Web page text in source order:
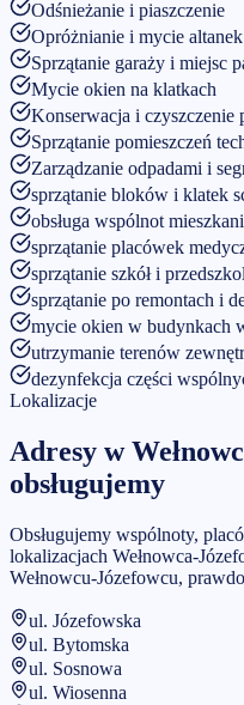
Odśnieżanie i piaszczenie
Opróżnianie i mycie
Sprzątanie garaży i miejsc
Mycie okien na klatkach
Konserwacja i czyszczenie
Sprzątanie pomieszczeń
Zarządzanie odpadami i
sprzątanie bloków i klatek
obsługa wspólnot
sprzątanie placówek
sprzątanie szkół i
sprzątanie po remontach i
mycie okien w budynkach
utrzymanie terenów
dezynfekcja części
Lokalizacje
Adresy w
obsługujemy
Obsługujemy wspólnoty,
lokalizacjach Wełnowca-
Wełnowcu-Józefowcu,
ul. Józefowska
ul. Bytomska
ul. Sosnowa
ul. Wiosenna